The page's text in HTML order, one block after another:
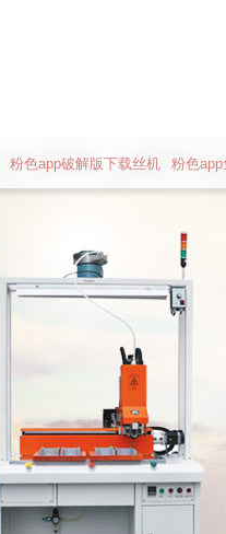
粉色app破解版下载丝机 粉色